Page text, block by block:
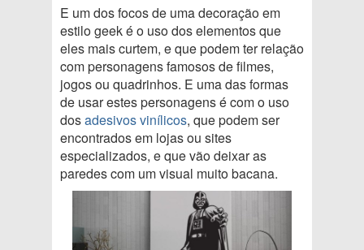
E um dos focos de uma decoração em
estilo geek é o uso dos elementos que
eles mais curtem, e que podem ter relação
com personagens famosos de filmes,
jogos ou quadrinhos. E uma das formas
de usar estes personagens é com o uso
dosadesivos vinílicos, que podem ser
encontrados em lojas ou sites
especializados, e que vão deixar as
paredes com um visual muito bacana.